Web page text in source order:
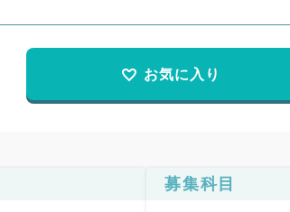
お気に入り
募集科目